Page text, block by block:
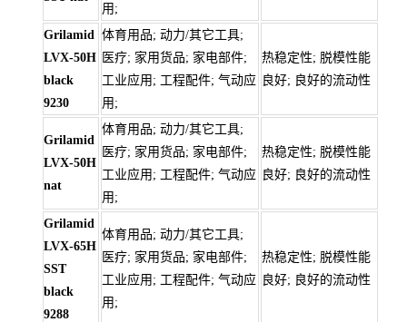
用;
Grilamid
LVX-50H
black
9230
体育用品; 动力/其它工具;
医疗; 家用货品; 家电部件;
工业应用; 工程配件; 气动应
用;
热稳定性; 脱模性能
良好; 良好的流动性
Grilamid
LVX-50H
nat
体育用品; 动力/其它工具;
医疗; 家用货品; 家电部件;
工业应用; 工程配件; 气动应
用;
热稳定性; 脱模性能
良好; 良好的流动性
Grilamid
LVX-65H
SST
black
9288
体育用品; 动力/其它工具;
医疗; 家用货品; 家电部件;
工业应用; 工程配件; 气动应
用;
热稳定性; 脱模性能
良好; 良好的流动性